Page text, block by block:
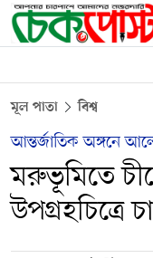
মূল পাতা বিশ্ব
আন্তর্জাতিক অঙ্গনে
মরুভূমিতে
উপগ্রহচিত্রে